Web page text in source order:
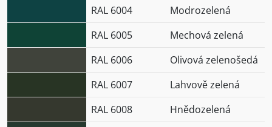
RAL 6004
Modrozelená
RAL 6005
Mechová zelená
RAL 6006
Olivová zelenošedá
RAL 6007
Lahvově zelená
RAL 6008
Hnědozelená